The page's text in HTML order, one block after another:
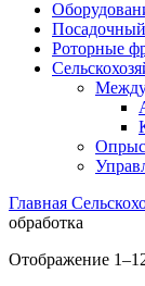
Роторные
Главная
обработка
Отображение